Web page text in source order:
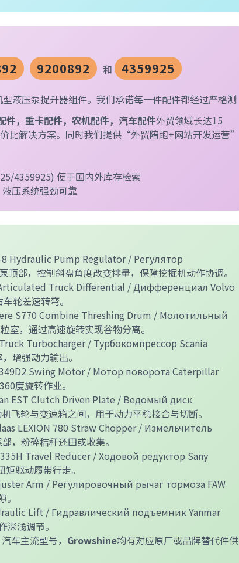
9200892 和
4359925
液压泵提升器组件。我们承诺每一件配件都经过严格测
件，重卡配件，农机配件，汽车配件外贸领域长达15
比解决方案。同时我们提供“外贸陪跑+网站开发运营”
4359925) 便于国内外库存检索
压系统强劲可靠
8 Hydraulic Pump Regulator / Регулятор
部，控制斜盘角度改变排量，保障挖掘机动作协调。
Articulated Truck Differential / Дифференциал Volvo
轮差速转弯。
S770 Combine Threshing Drum / Молотильный
室，通过高速旋转实现谷物分离。
Truck Turbocharger / Турбокомпрессор Scania
增强动力输出。
349D2 Swing Motor / Мотор поворота Caterpillar
度旋转作业。
EST Clutch Driven Plate / Ведомый диск
轮与变速箱之间，用于动力平稳接合与切断。
LEXION 780 Straw Chopper / Измельчитель
，粉碎秸秆还田或收集。
Travel Reducer / Ходовой редуктор Sany
驱动履带行走。
Arm / Регулировочный рычаг тормоза FAW
Lift / Гидравлический подъемник Yanmar
浅调节。
车主流型号， Growshine均有对应原厂或品牌替代件供